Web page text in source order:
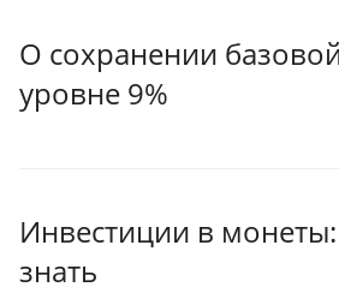
О сохранении
уровне 9%
Инвестиции в
знать